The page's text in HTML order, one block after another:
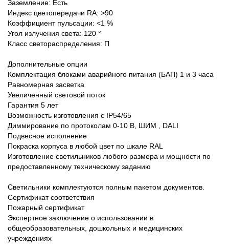
Заземление: Есть
Индекс цветопередачи RA: >90
Коэффициент пульсации: <1 %
Угол излучения света: 120 °
Класс светораспределения: П
Дополнительные опции
Комплектация блоками аварийного питания (БАП) 1 и 3 часа
Равномерная засветка
Увеличенный световой поток
Гарантия 5 лет
Возможность изготовления с IP54/65
Диммирование по протоколам 0-10 В, ШИМ , DALI
Подвесное исполнение
Покраска корпуса в любой цвет по шкале RAL
Изготовление светильников любого размера и мощности по
предоставленному техническому заданию
Светильники комплектуются полным пакетом документов.
Сертификат соответствия
Пожарный сертификат
Экспертное заключение о использовании в
общеобразовательных, дошкольных и медицинских
учреждениях